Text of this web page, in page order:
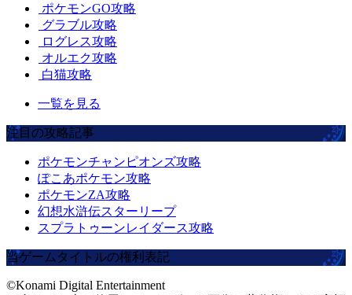
ポケモンGO攻略
グラブル攻略
ログレス攻略
オルエク攻略
白猫攻略
一覧を見る
注目の攻略記事
ポケモンチャンピオンズ攻略
ぽこあポケモン攻略
ポケモンZA攻略
幻想水滸伝スターリープ
スプラトゥーンレイダース攻略
当ゲームタイトルの権利表記
©Konami Digital Entertainment